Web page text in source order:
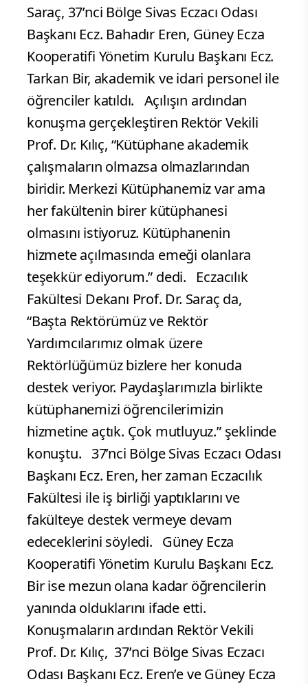
Saraç, 37’nci Bölge Sivas Eczacı Odası
Başkanı Ecz. Bahadır Eren, Güney Ecza
Kooperatifi Yönetim Kurulu Başkanı Ecz.
Tarkan Bir, akademik ve idari personel ile
öğrenciler katıldı. Açılışın ardından
konuşma gerçekleştiren Rektör Vekili
Prof. Dr. Kılıç, “Kütüphane akademik
çalışmaların olmazsa olmazlarından
biridir. Merkezi Kütüphanemiz var ama
her fakültenin birer kütüphanesi
olmasını istiyoruz. Kütüphanenin
hizmete açılmasında emeği olanlara
teşekkür ediyorum.” dedi. Eczacılık
Fakültesi Dekanı Prof. Dr. Saraç da,
“Başta Rektörümüz ve Rektör
Yardımcılarımız olmak üzere
Rektörlüğümüz bizlere her konuda
destek veriyor. Paydaşlarımızla birlikte
kütüphanemizi öğrencilerimizin
hizmetine açtık. Çok mutluyuz.” şeklinde
konuştu. 37’nci Bölge Sivas Eczacı Odası
Başkanı Ecz. Eren, her zaman Eczacılık
Fakültesi ile iş birliği yaptıklarını ve
fakülteye destek vermeye devam
edeceklerini söyledi. Güney Ecza
Kooperatifi Yönetim Kurulu Başkanı Ecz.
Bir ise mezun olana kadar öğrencilerin
yanında olduklarını ifade etti.
Konuşmaların ardından Rektör Vekili
Prof. Dr. Kılıç, 37’nci Bölge Sivas Eczacı
Odası Başkanı Ecz. Eren’e ve Güney Ecza